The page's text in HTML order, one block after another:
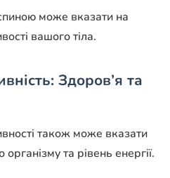
може вказати на
вашого тіла.
Здоров’я та
також може вказати
та рівень енергії.